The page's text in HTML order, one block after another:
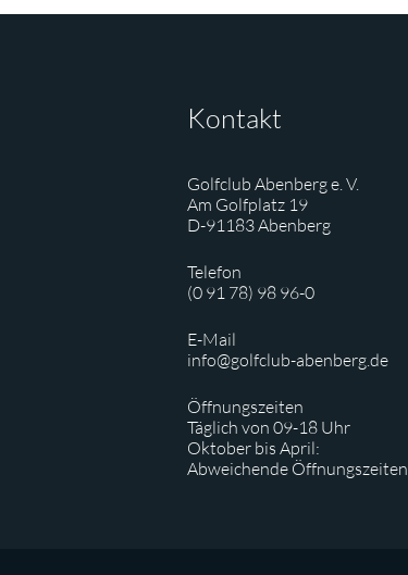
Kontakt
Golfclub Abenberg e. V.
Am Golfplatz 19
D-91183 Abenberg
Telefon
(0 91 78) 98 96-0
E-Mail
info@golfclub-abenberg.de
Öffnungszeiten
Täglich von 09-18 Uhr
Oktober bis April:
Abweichende Öffnungszeiten